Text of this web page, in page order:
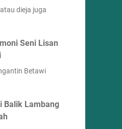
dieja juga
Seni Lisan
Betawi
Balik Lambang